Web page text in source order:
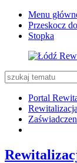
Menu
Przeskocz
Stopka
Portal
Rewitalizacja